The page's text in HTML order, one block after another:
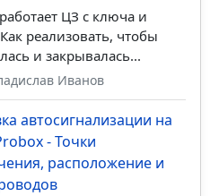
ЦЗ с ключа и
реализовать, чтобы
и закрывалась...
Иванов
автосигнализации на
- Точки
расположение и